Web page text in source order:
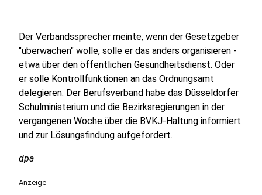
Der Verbandssprecher meinte, wenn der Gesetzgeber
"überwachen" wolle, solle er das anders organisieren -
etwa über den öffentlichen Gesundheitsdienst. Oder
er solle Kontrollfunktionen an das Ordnungsamt
delegieren. Der Berufsverband habe das Düsseldorfer
Schulministerium und die Bezirksregierungen in der
vergangenen Woche über die BVKJ-Haltung informiert
und zur Lösungsfindung aufgefordert.
dpa
Anzeige